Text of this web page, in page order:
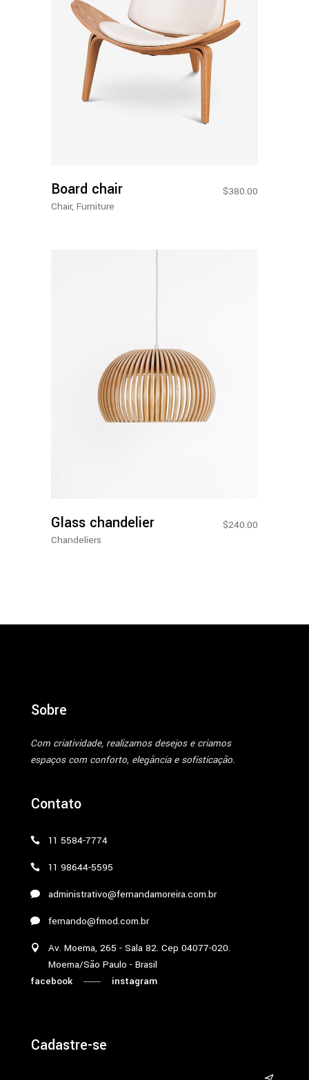
Board chair $380.00
Chair, Furniture
Glass chandelier $240.00
Chandeliers
Sobre
Com criatividade, realizamos desejos e criamos
espaços com conforto, elegância e sofisticação.
Contato
11 5584-7774
11 98644-5595
administrativo@fernandamoreira.com.br
fernando@fmod.com.br
Av. Moema, 265 - Sala 82. Cep 04077-020.
Moema/São Paulo - Brasil
facebook
instagram
Cadastre-se